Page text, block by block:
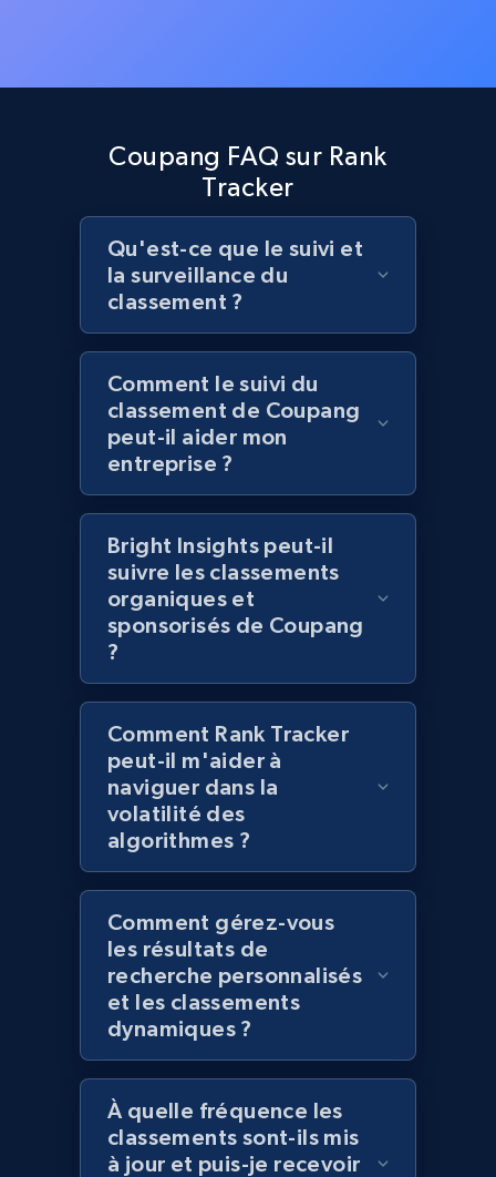
more.
1.2K+ Commencer
Best Buy products
URL, Product id, Title, Images, Final price,
Currency, Discount, Initial price, and more.
1.1K+ Commencer
Best Buy products - Collect data on
URL, Product id, Title, Images, Final price,
Currency, Discount, Initial price, and more.
1.1K+ 149+ Commencer
Lazada - Products
URL, Title, Rating, Reviews, Initial price, Final
price, Currency, Stock, and more.
Lazada - Products - Discover products by
keyword
URL, Title, Rating, Reviews, Initial price, Final
price, Currency, Stock, and more.
991+ 165+ Commencer
Coupang FAQ sur Rank
Tracker
Qu'est-ce que le suivi et
la surveillance du
classement ?
Comment le suivi du
classement de Coupang
peut-il aider mon
entreprise ?
Bright Insights peut-il
suivre les classements
organiques et
sponsorisés de Coupang
?
Comment Rank Tracker
peut-il m'aider à
naviguer dans la
volatilité des
algorithmes ?
Comment gérez-vous
les résultats de
recherche personnalisés
et les classements
dynamiques ?
À quelle fréquence les
classements sont-ils mis
à jour et puis-je recevoir